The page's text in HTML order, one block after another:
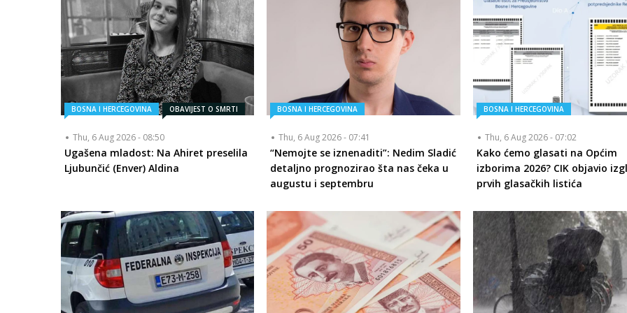
BOSNA I HERCEGOVINA OBAVIJEST O SMRTI
Thu, 6 Aug 2026 - 08:50
Ugašena mladost: Na Ahiret preselila
Ljubunčić (Enver) Aldina
BOSNA I HERCEGOVINA
Thu, 6 Aug 2026 - 07:41
“Nemojte se iznenaditi”: Nedim Sladić
detaljno prognozirao šta nas čeka u
augustu i septembru
BOSNA I HERCEGOVINA
Thu, 6 Aug 2026 - 07:02
Kako ćemo glasati na Općim
izborima 2026? CIK objavio
prvih glasačkih listića